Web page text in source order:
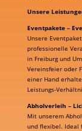
Unsere
Eventpakete –
Unsere
professionelle
in Freiburg und
Vereinsfeier oder
einer Hand
Leistungs-
Abholverleih –
Mit unserem
und flexibel. Ideal